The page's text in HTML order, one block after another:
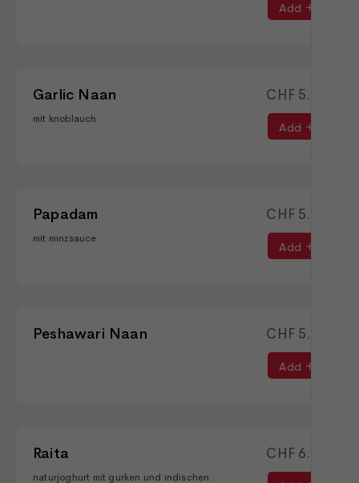
Add
Garlic Naan
mit knoblauch
CHF 5.90
Add
Papadam
mit minzsauce
CHF 5.90
Add
Peshawari Naan CHF 5.90
Add
Raita
naturjoghurt mit gurken und indischen
CHF 6.90